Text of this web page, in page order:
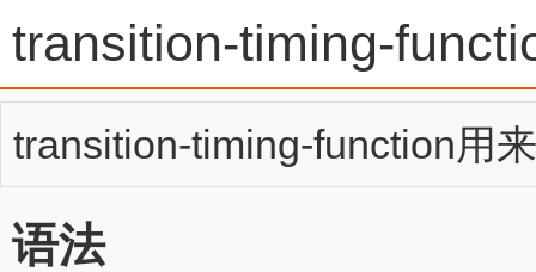
transition-timing-
transition-timing-function用
语法